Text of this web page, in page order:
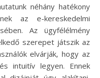
néhány hatékony
az e-kereskedelmi
Az ügyfélélmény
szerepet játszik az
elvárják, hogy az
intuitív legyen. Ennek